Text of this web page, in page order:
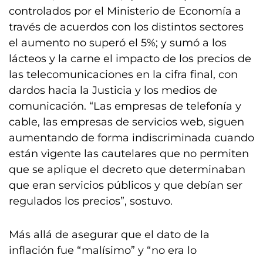
controlados por el Ministerio de Economía a
través de acuerdos con los distintos sectores
el aumento no superó el 5%; y sumó a los
lácteos y la carne el impacto de los precios de
las telecomunicaciones en la cifra final, con
dardos hacia la Justicia y los medios de
comunicación. “Las empresas de telefonía y
cable, las empresas de servicios web, siguen
aumentando de forma indiscriminada cuando
están vigente las cautelares que no permiten
que se aplique el decreto que determinaban
que eran servicios públicos y que debían ser
regulados los precios”, sostuvo.
Más allá de asegurar que el dato de la
inflación fue “malísimo” y “no era lo